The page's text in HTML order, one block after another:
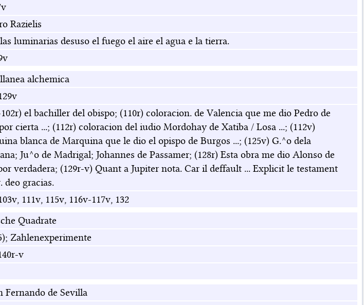
Razielis
luminarias desuso el fuego el aire el agua e la tierra.
alchemica
el bachiller del obispo; (110r) coloracion. de Valencia que me dio Pedro de
cierta ...; (112r) coloracion del iudio Mordohay de Xatiba / Losa ...; (112v)
blanca de Marquina que le dio el opispo de Burgos ...; (125v) G.^o dela
Ju^o de Madrigal; Johannes de Passamer; (128r) Esta obra me dio Alonso de
verdadera; (129r-v) Quant a Jupiter nota. Car il deffault ... Explicit le testament
deo gracias.
111v, 115v, 116v-117v, 132
Quadrate
Zahlenexperimente
v
Fernando de Sevilla